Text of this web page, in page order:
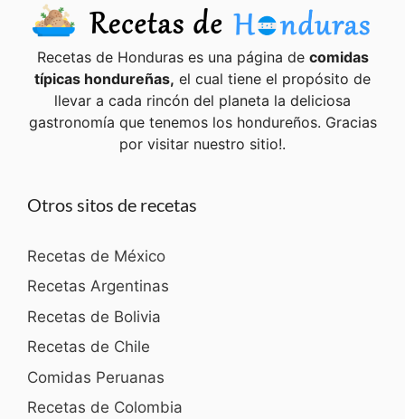
Recetas de Honduras es una página de comidas
típicas hondureñas, el cual tiene el propósito de
llevar a cada rincón del planeta la deliciosa
gastronomía que tenemos los hondureños. Gracias
por visitar nuestro sitio!.
Otros sitos de recetas
Recetas de México
Recetas Argentinas
Recetas de Bolivia
Recetas de Chile
Comidas Peruanas
Recetas de Colombia